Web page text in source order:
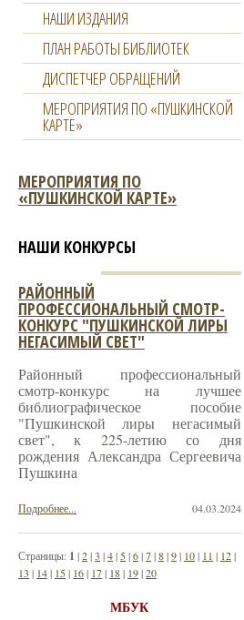
НАШИ ИЗДАНИЯ
ПЛАН РАБОТЫ БИБЛИОТЕК
ДИСПЕТЧЕР ОБРАЩЕНИЙ
МЕРОПРИЯТИЯ ПО «ПУШКИНСКОЙ
КАРТЕ»
МЕРОПРИЯТИЯ ПО
«ПУШКИНСКОЙ КАРТЕ»
НАШИ КОНКУРСЫ
РАЙОННЫЙ
ПРОФЕССИОНАЛЬНЫЙ СМОТР-
КОНКУРС "ПУШКИНСКОЙ ЛИРЫ
НЕГАСИМЫЙ СВЕТ"
Районный профессиональный
смотр-конкурс на лучшее
библиографическое пособие
"Пушкинской лиры негасимый
свет", к 225-летию со дня
рождения Александра Сергеевича
Пушкина
04.03.2024
Подробнее...
Страницы: 1 |2|3 |4| 5|6|7|8|9| 10| 11 | 12|
13 | 14| 15| 16| 17| 18| 19|20
МБУК